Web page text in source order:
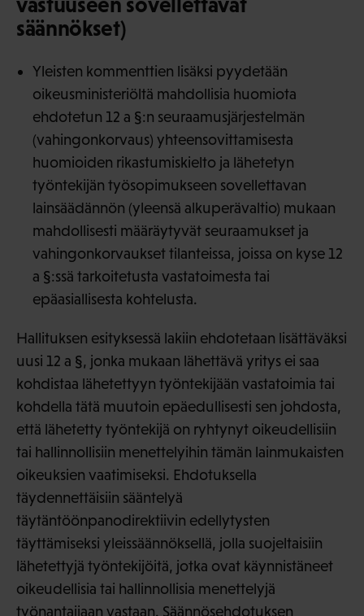
säännökset)
Yleisten kommenttien lisäksi pyydetään
oikeusministeriöltä mahdollisia huomiota
ehdotetun 12 a §:n seuraamusjärjestelmän
(vahingonkorvaus) yhteensovittamisesta
huomioiden rikastumiskielto ja lähetetyn
työntekijän työsopimukseen sovellettavan
lainsäädännön (yleensä alkuperävaltio) mukaan
mahdollisesti määräytyvät seuraamukset ja
vahingonkorvaukset tilanteissa, joissa on kyse 12
a §:ssä tarkoitetusta vastatoimesta tai
epäasiallisesta kohtelusta.
Hallituksen esityksessä lakiin ehdotetaan lisättäväksi
uusi 12 a §, jonka mukaan lähettävä yritys ei saa
kohdistaa lähetettyyn työntekijään vastatoimia tai
kohdella tätä muutoin epäedullisesti sen johdosta,
että lähetetty työntekijä on ryhtynyt oikeudellisiin
tai hallinnollisiin menettelyihin tämän lainmukaisten
oikeuksien vaatimiseksi. Ehdotuksella
täydennettäisiin sääntelyä
täytäntöönpanodirektiivin edellytysten
täyttämiseksi yleissäännöksellä, jolla suojeltaisiin
lähetettyjä työntekijöitä, jotka ovat käynnistäneet
oikeudellisia tai hallinnollisia menettelyjä
työnantajiaan vastaan. Säännösehdotuksen